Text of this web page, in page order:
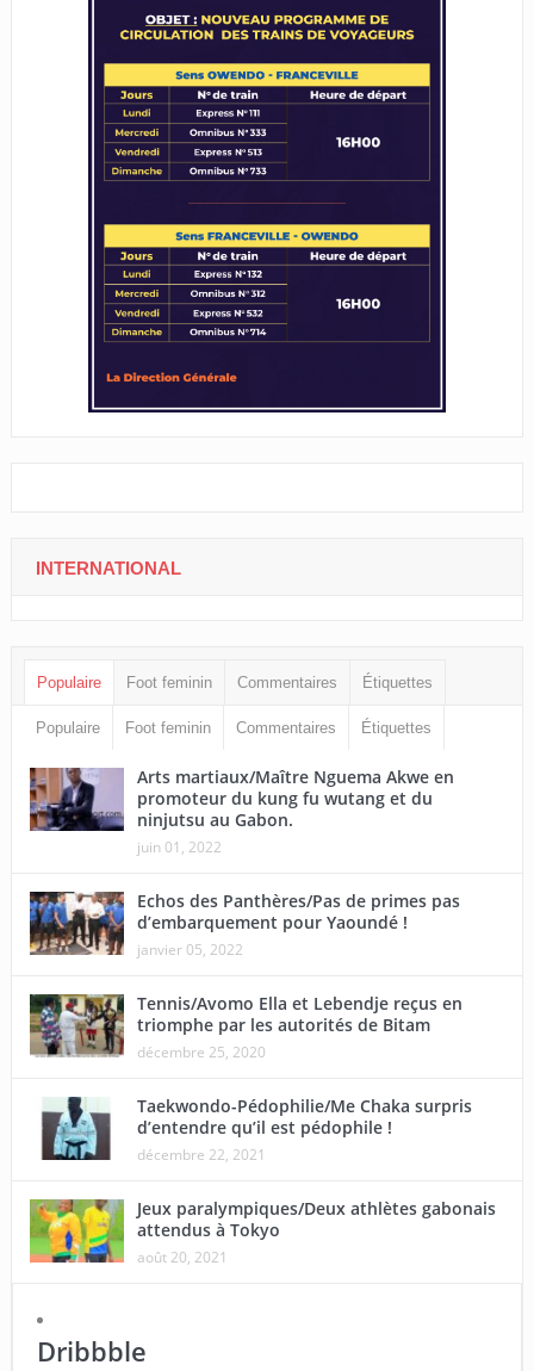
INTERNATIONAL
Populaire Foot feminin Commentaires Étiquettes
Populaire Foot feminin Commentaires Étiquettes
Arts martiaux/Maître Nguema Akwe en
promoteur du kung fu wutang et du
ninjutsu au Gabon.
juin 01, 2022
Echos des Panthères/Pas de primes pas
d’embarquement pour Yaoundé !
janvier 05, 2022
Tennis/Avomo Ella et Lebendje reçus en
triomphe par les autorités de Bitam
décembre 25, 2020
Taekwondo-Pédophilie/Me Chaka surpris
d’entendre qu’il est pédophile !
décembre 22, 2021
Jeux paralympiques/Deux athlètes gabonais
attendus à Tokyo
août 20, 2021
Dribbble